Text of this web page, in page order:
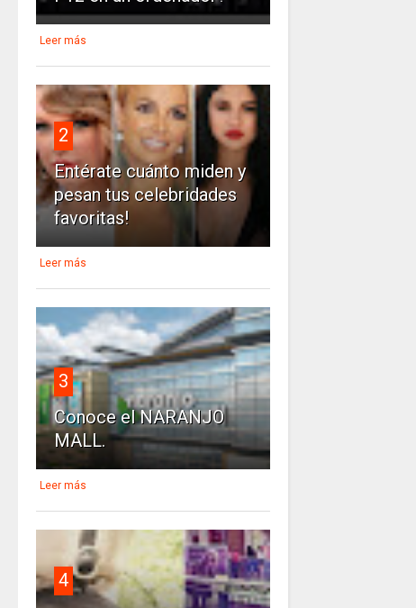
Leer más
2
Entérate cuánto miden y
pesan tus celebridades
favoritas!
Leer más
3
Conoce el NARANJO
MALL.
Leer más
4